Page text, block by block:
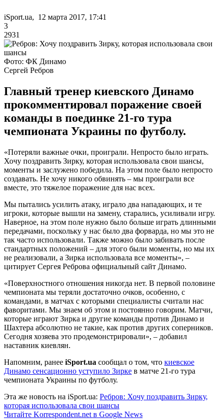
iSport.ua, 12 марта 2017, 17:41
3
2931
Фото: ФК Динамо
Сергей Ребров
Главный тренер киевского Динамо
прокомментировал поражение своей
команды в поединке 21-го тура
чемпионата Украины по футболу.
«Потеряли важные очки, проиграли. Непросто было играть.
Хочу поздравить Зирку, которая использовала свои шансы,
моменты и заслужено победила. На этом поле было непросто
создавать. Не хочу никого обвинять – мы проиграли все
вместе, это тяжелое поражение для нас всех.
Мы пытались усилить атаку, играло два нападающих, и те
игроки, которые вышли на замену, старались, усиливали игру.
Наверное, на этом поле нужно было больше играть длинными
передачами, поскольку у нас было два форварда, но мы это не
так часто использовали. Также можно было забивать после
стандартных положений – для этого были моменты, но мы их
не реализовали, а Зирка использовала все моменты», –
цитирует Сергея Реброва официальный сайт Динамо.
«Поверхностного отношения никогда нет. В первой половине
чемпионата мы теряли достаточно очков, особенно, с
командами, в матчах с которыми специалисты считали нас
фаворитами. Мы знаем об этом и постоянно говорим. Матчи,
которые играют Зирка и другие команды против Динамо и
Шахтера абсолютно не такие, как против других соперников.
Сегодня хозяева это продемонстрировали», – добавил
наставник киевлян.
Напомним, ранее iSport.ua сообщал о том, что киевское
Динамо сенсационно уступило Зирке в матче 21-го тура
чемпионата Украины по футболу.
Эта же новость на iSport.ua: Ребров: Хочу поздравить Зирку,
которая использовала свои шансы
Читайте Korrespondent.net в Google News